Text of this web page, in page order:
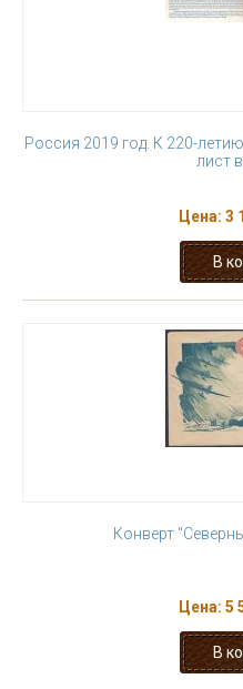
Россия 2019 год. К 220-
лист
Цена: 3
Конверт
Цена: 5